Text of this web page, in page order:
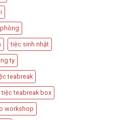
tiệc sinh nhật
ty
teabreak
tiệc teabreak box
workshop